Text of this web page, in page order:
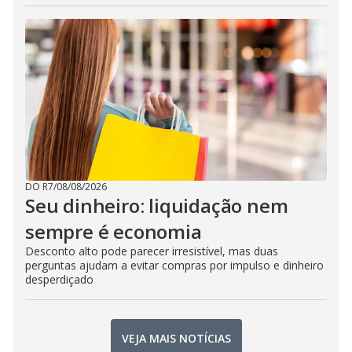
DO R7/08/08/2026
Seu dinheiro: liquidação nem
sempre é economia
Desconto alto pode parecer irresistível, mas duas
perguntas ajudam a evitar compras por impulso e dinheiro
desperdiçado
VEJA MAIS NOTÍCIAS